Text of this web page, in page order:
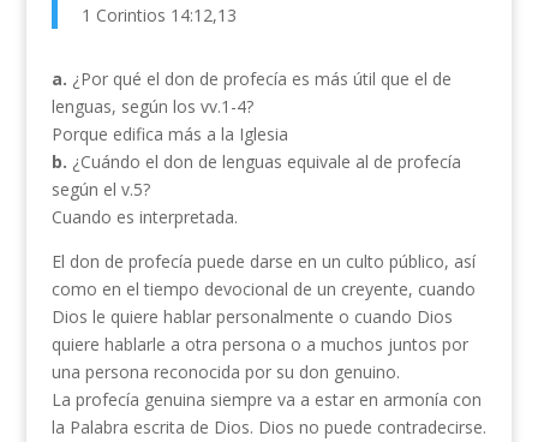
1 Corintios 14:12,13
a. ¿Por qué el don de profecía es más útil que el de
lenguas, según los vv.1-4?
Porque edifica más a la Iglesia
b. ¿Cuándo el don de lenguas equivale al de profecía
según el v.5?
Cuando es interpretada.
El don de profecía puede darse en un culto público, así
como en el tiempo devocional de un creyente, cuando
Dios le quiere hablar personalmente o cuando Dios
quiere hablarle a otra persona o a muchos juntos por
una persona reconocida por su don genuino.
La profecía genuina siempre va a estar en armonía con
la Palabra escrita de Dios. Dios no puede contradecirse.